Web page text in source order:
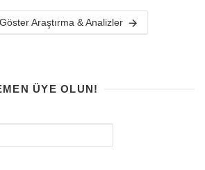
Araştırma & Analizler
ÜYE OLUN!